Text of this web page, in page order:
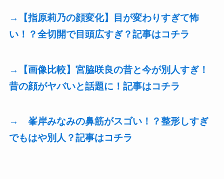
→【指原莉乃の顔変化】目が変わりすぎて怖
い！？全切開で目頭広すぎ？記事はコチラ
→【画像比較】宮脇咲良の昔と今が別人すぎ！
昔の顔がヤバいと話題に！記事はコチラ
→ 峯岸みなみの鼻筋がスゴい！？整形しすぎ
でもはや別人？記事はコチラ